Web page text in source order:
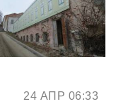
24 АПР 06:33